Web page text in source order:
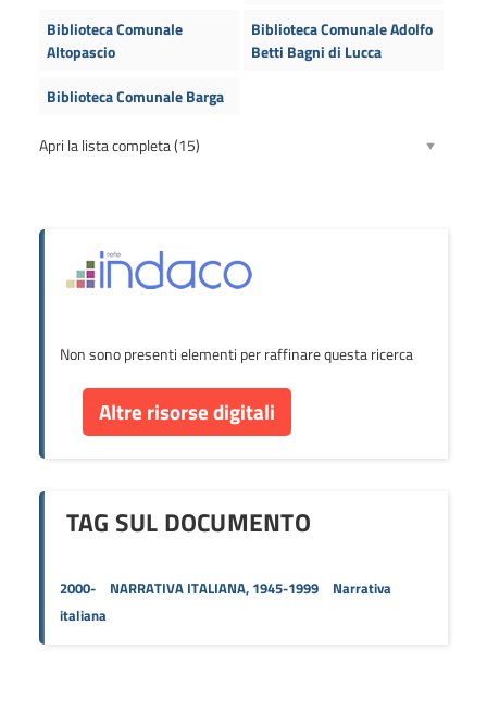
Biblioteca Comunale
Altopascio
Biblioteca Comunale Adolfo
Betti Bagni di Lucca
Biblioteca Comunale Barga
Apri la lista completa(15)
Non sono presenti elementi per raffinare questa ricerca
Altre risorse digitali
TAG SUL DOCUMENTO
2000- NARRATIVA ITALIANA, 1945-1999
Narrativa
italiana